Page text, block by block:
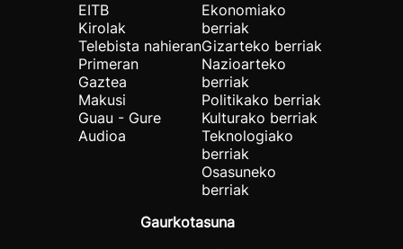
EITB
Kirolak
Telebista nahieran
Primeran
Gaztea
Makusi
Guau - Gure
Audioa
Ekonomiako
berriak
Gizarteko berriak
Nazioarteko
berriak
Politikako berriak
Kulturako berriak
Teknologiako
berriak
Osasuneko
berriak
Gaurkotasuna